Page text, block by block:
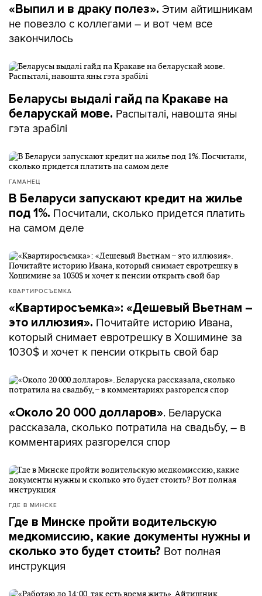
«Выпил и в драку полез». Этим айтишникам
не повезло с коллегами – и вот чем все
закончилось
Беларусы выдалі гайд па Кракаве на
беларускай мове. Распыталі, навошта яны
гэта зрабілі
ГАМАНЕЦ
В Беларуси запускают кредит на жилье
под 1%. Посчитали, сколько придется платить
на самом деле
КВАРТИРОСЪЕМКА
«Квартиросъемка»: «Дешевый Вьетнам –
это иллюзия». Почитайте историю Ивана,
который снимает евротрешку в Хошимине за
1030$ и хочет к пенсии открыть свой бар
«Около 20 000 долларов». Беларуска
рассказала, сколько потратила на свадьбу, – в
комментариях разгорелся спор
ГДЕ В МИНСКЕ
Где в Минске пройти водительскую
медкомиссию, какие документы нужны и
сколько это будет стоить? Вот полная
инструкция